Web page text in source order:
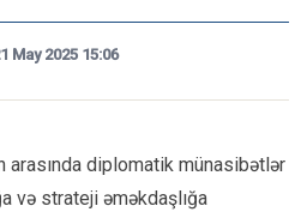
May 2025 15:06
arasında diplomatik münasibətlər
və strateji əməkdaşlığa